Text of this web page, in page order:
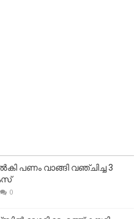
പണം വാങ്ങി വഞ്ചിച്ച 3
0